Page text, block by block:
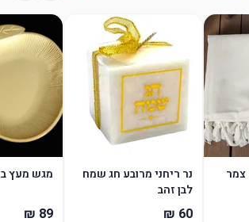
טלית צמר - 100% צמר
נר ריחני מרובע חג שמח
לבן זהב
מגש מעץ